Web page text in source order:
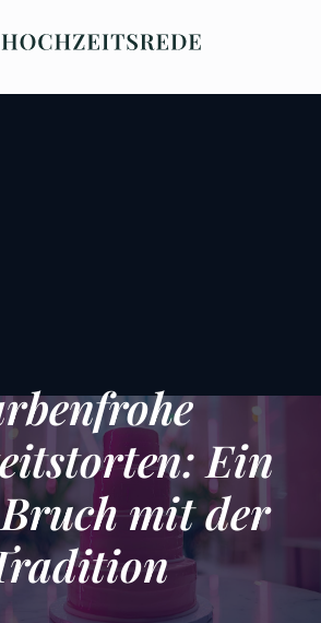
Ein
mit der